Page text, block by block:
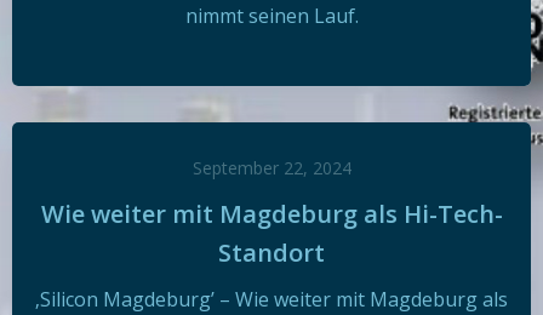
nimmt seinen Lauf.
September 22, 2024
Wie weiter mit Magdeburg als Hi-Tech-
Standort
‚Silicon Magdeburg’ – Wie weiter mit Magdeburg als